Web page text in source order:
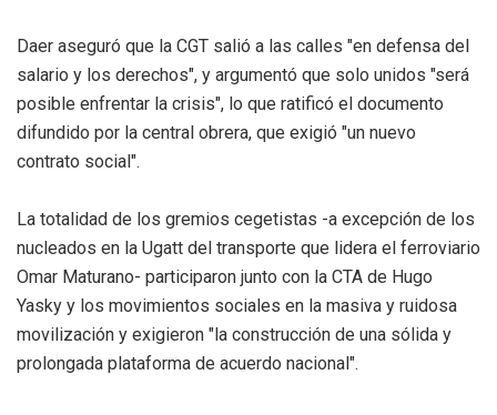
Daer aseguró que la CGT salió a las calles "en defensa del
salario y los derechos", y argumentó que solo unidos "será
posible enfrentar la crisis", lo que ratificó el documento
difundido por la central obrera, que exigió "un nuevo
contrato social".
La totalidad de los gremios cegetistas -a excepción de los
nucleados en la Ugatt del transporte que lidera el ferroviario
Omar Maturano- participaron junto con la CTA de Hugo
Yasky y los movimientos sociales en la masiva y ruidosa
movilización y exigieron "la construcción de una sólida y
prolongada plataforma de acuerdo nacional".